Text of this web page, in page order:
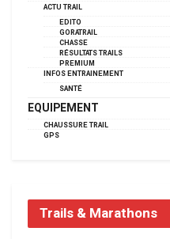
ACTU TRAIL
EDITO
GORATRAIL
CHASSE
RÉSULTATS TRAILS
PREMIUM
INFOS ENTRAINEMENT
SANTÉ
EQUIPEMENT
CHAUSSURE TRAIL
GPS
Trails & Marathons